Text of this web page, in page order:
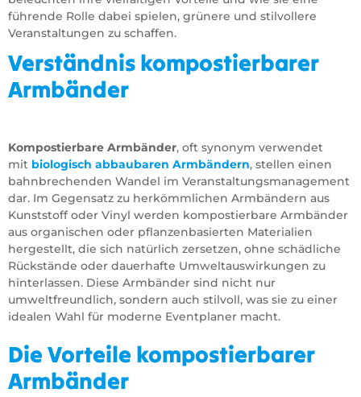
führende Rolle dabei spielen, grünere und stilvollere
Veranstaltungen zu schaffen.
Verständnis kompostierbarer
Armbänder
Kompostierbare Armbänder, oft synonym verwendet
mit biologisch abbaubaren Armbändern, stellen einen
bahnbrechenden Wandel im Veranstaltungsmanagement
dar. Im Gegensatz zu herkömmlichen Armbändern aus
Kunststoff oder Vinyl werden kompostierbare Armbänder
aus organischen oder pflanzenbasierten Materialien
hergestellt, die sich natürlich zersetzen, ohne schädliche
Rückstände oder dauerhafte Umweltauswirkungen zu
hinterlassen. Diese Armbänder sind nicht nur
umweltfreundlich, sondern auch stilvoll, was sie zu einer
idealen Wahl für moderne Eventplaner macht.
Die Vorteile kompostierbarer
Armbänder